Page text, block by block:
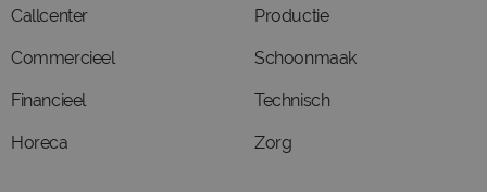
Callcenter
Commercieel
Financieel
Horeca
Productie
Schoonmaak
Technisch
Zorg